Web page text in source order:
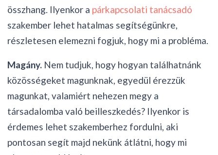
összhang. Ilyenkor a párkapcsolati tanácsadó
szakember lehet hatalmas segítségünkre,
részletesen elemezni fogjuk, hogy mi a probléma.
Magány. Nem tudjuk, hogy hogyan találhatnánk
közösségeket magunknak, egyedül érezzük
magunkat, valamiért nehezen megy a
társadalomba való beilleszkedés? Ilyenkor is
érdemes lehet szakemberhez fordulni, aki
pontosan segít majd nekünk átlátni, hogy mi